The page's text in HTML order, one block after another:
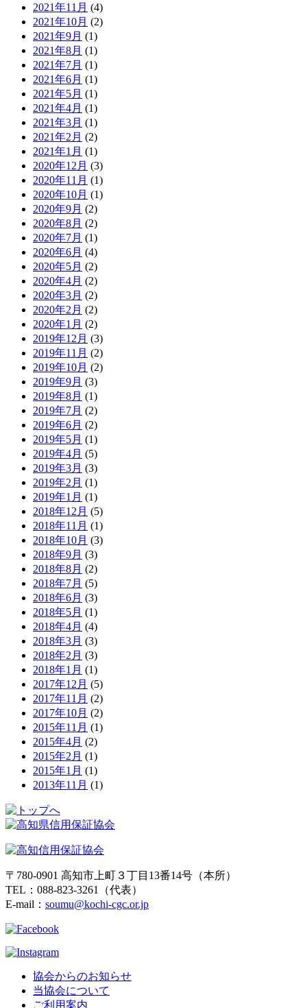
2021年11月 (4)
2021年10月 (2)
2021年9月 (1)
2021年8月 (1)
2021年7月 (1)
2021年6月 (1)
2021年5月 (1)
2021年4月 (1)
2021年3月 (1)
2021年2月 (2)
2021年1月 (1)
2020年12月 (3)
2020年11月 (1)
2020年10月 (1)
2020年9月 (2)
2020年8月 (2)
2020年7月 (1)
2020年6月 (4)
2020年5月 (2)
2020年4月 (2)
2020年3月 (2)
2020年2月 (2)
2020年1月 (2)
2019年12月 (3)
2019年11月 (2)
2019年10月 (2)
2019年9月 (3)
2019年8月 (1)
2019年7月 (2)
2019年6月 (2)
2019年5月 (1)
2019年4月 (5)
2019年3月 (3)
2019年2月 (1)
2019年1月 (1)
2018年12月 (5)
2018年11月 (1)
2018年10月 (3)
2018年9月 (3)
2018年8月 (2)
2018年7月 (5)
2018年6月 (3)
2018年5月 (1)
2018年4月 (4)
2018年3月 (3)
2018年2月 (3)
2018年1月 (1)
2017年12月 (5)
2017年11月 (2)
2017年10月 (2)
2015年11月 (1)
2015年4月 (2)
2015年2月 (1)
2015年1月 (1)
2013年11月 (1)
〒780-0901 高知市上町３丁目13番14号（本所）
TEL：088-823-3261（代表）
E-mail： soumu@kochi-cgc.or.jp
協会からのお知らせ
当協会について
ご利用案内